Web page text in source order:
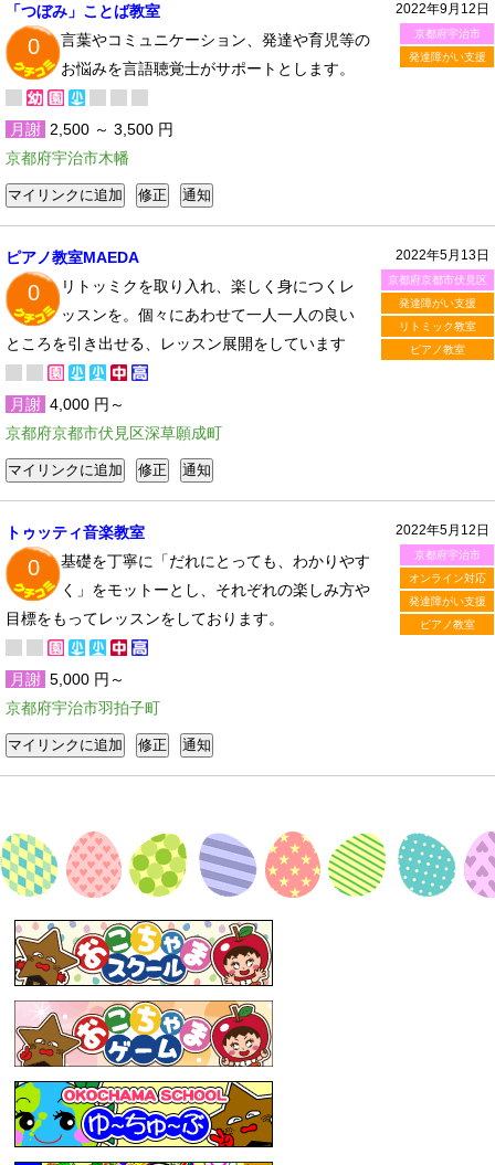
2022年9月12日
京都府宇治市
発達障がい支援
「つぼみ」ことば教室
0
言葉やコミュニケーション、発達や育児等の
お悩みを言語聴覚士がサポートとします。
月謝 2,500 ～ 3,500 円
京都府宇治市木幡
2022年5月13日
京都府京都市伏見区
発達障がい支援
リトミック教室
ピアノ教室
ピアノ教室MAEDA
0
リトッミクを取り入れ、楽しく身につくレ
ッスンを。個々にあわせて一人一人の良い
ところを引き出せる、レッスン展開をしています
月謝 4,000 円～
京都府京都市伏見区深草願成町
2022年5月12日
京都府宇治市
オンライン対応
発達障がい支援
ピアノ教室
トゥッティ音楽教室
0
基礎を丁寧に「だれにとっても、わかりやす
く」をモットーとし、それぞれの楽しみ方や
目標をもってレッスンをしております。
月謝 5,000 円～
京都府宇治市羽拍子町